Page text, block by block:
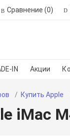
Сравнение (0)
IN Акции
Купить Apple
iMac